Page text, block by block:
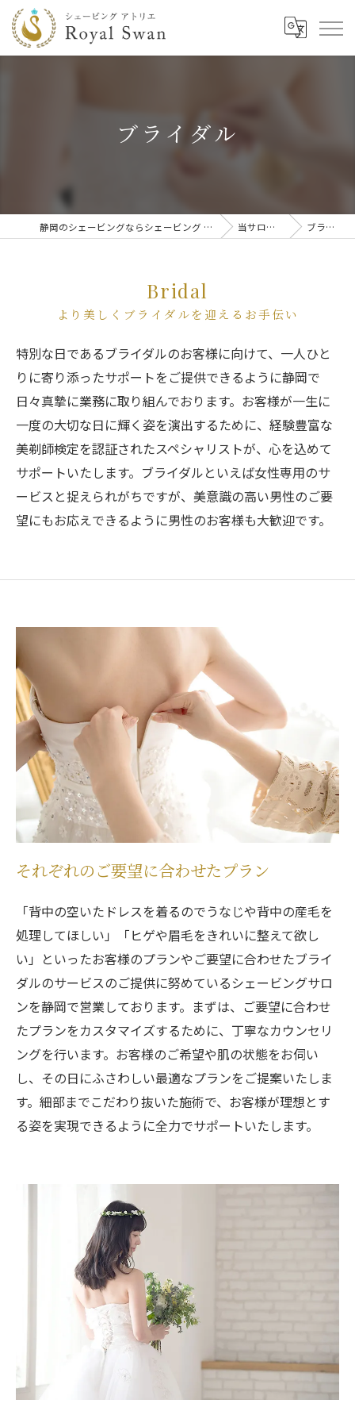
ブライダル
静岡のシェービングならシェービング アトリエ Royal Swan 当サロンの特徴 ブライダル
より美しくブライダルを迎えるお手伝い
Bridal
特別な日であるブライダルのお客様に向けて、一人ひと
りに寄り添ったサポートをご提供できるように静岡で
日々真摯に業務に取り組んでおります。お客様が一生に
一度の大切な日に輝く姿を演出するために、経験豊富な
美剃師検定を認証されたスペシャリストが、心を込めて
サポートいたします。ブライダルといえば女性専用のサ
ービスと捉えられがちですが、美意識の高い男性のご要
望にもお応えできるように男性のお客様も大歓迎です。
それぞれのご要望に合わせたプラン
「背中の空いたドレスを着るのでうなじや背中の産毛を
処理してほしい」「ヒゲや眉毛をきれいに整えて欲し
い」といったお客様のプランやご要望に合わせたブライ
ダルのサービスのご提供に努めているシェービングサロ
ンを静岡で営業しております。まずは、ご要望に合わせ
たプランをカスタマイズするために、丁寧なカウンセリ
ングを行います。お客様のご希望や肌の状態をお伺い
し、その日にふさわしい最適なプランをご提案いたしま
す。細部までこだわり抜いた施術で、お客様が理想とす
る姿を実現できるように全力でサポートいたします。